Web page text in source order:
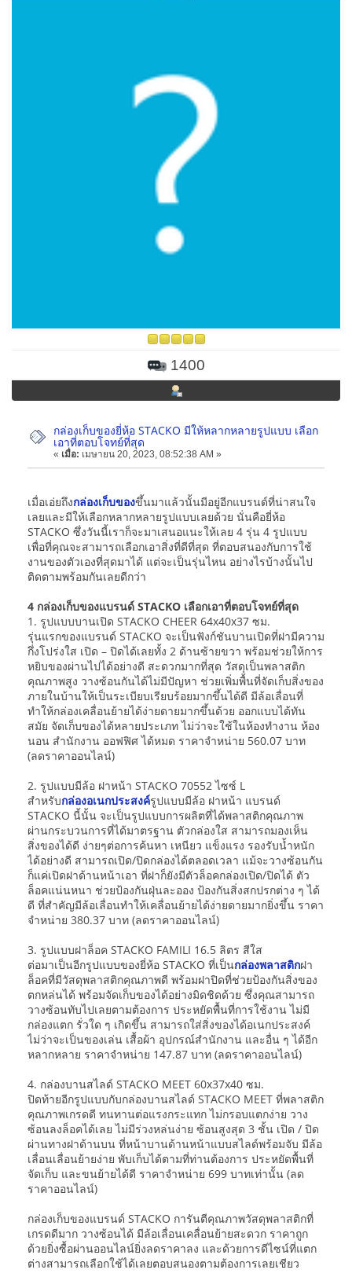
1400
กล่องเก็บของยี่ห้อ STACKO มีให้หลากหลายรูปแบบ เลือก
เอาที่ตอบโจทย์ที่สุด
« เมื่อ: เมษายน 20, 2023, 08:52:38 AM »
เมื่อเอ่ยถึงกล่องเก็บของขึ้นมาแล้วนั้นมีอยู่อีกแบรนด์ที่น่าสนใจ
เลยและมีให้เลือกหลากหลายรูปแบบเลยด้วย นั่นคือยี่ห้อ
STACKO ซึ่งวันนี้เราก็จะมาเสนอแนะให้เลย 4 รุ่น 4 รูปแบบ
เพื่อที่คุณจะสามารถเลือกเอาสิ่งที่ดีที่สุด ที่ตอบสนองกับการใช้
งานของตัวเองที่สุดมาได้ แต่จะเป็นรุ่นไหน อย่างไรบ้างนั้นไป
ติดตามพร้อมกันเลยดีกว่า
4 กล่องเก็บของแบรนด์ STACKO เลือกเอาที่ตอบโจทย์ที่สุด
1. รูปแบบบานเปิด STACKO CHEER 64x40x37 ซม.
รุ่นแรกของแบรนด์ STACKO จะเป็นฟังก์ชันบานเปิดที่ฝามีความ
กึ่งโปร่งใส เปิด – ปิดได้เลยทั้ง 2 ด้านซ้ายขวา พร้อมช่วยให้การ
หยิบของผ่านไปได้อย่างดี สะดวกมากที่สุด วัสดุเป็นพลาสติก
คุณภาพสูง วางซ้อนกันได้ไม่มีปัญหา ช่วยเพิ่มพื้นที่จัดเก็บสิ่งของ
ภายในบ้านให้เป็นระเบียบเรียบร้อยมากขึ้นได้ดี มีล้อเลื่อนที่
ทำให้กล่องเคลื่อนย้ายได้ง่ายดายมากขึ้นด้วย ออกแบบได้ทัน
สมัย จัดเก็บของได้หลายประเภท ไม่ว่าจะใช้ในห้องทำงาน ห้อง
นอน สำนักงาน ออฟฟิศ ได้หมด ราคาจำหน่าย 560.07 บาท
(ลดราคาออนไลน์)
2. รูปแบบมีล้อ ฝาหน้า STACKO 70552 ไซซ์ L
สำหรับกล่องอเนกประสงค์รูปแบบมีล้อ ฝาหน้า แบรนด์
STACKO นี้นั้น จะเป็นรูปแบบการผลิตที่ได้พลาสติกคุณภาพ
ผ่านกระบวนการที่ได้มาตรฐาน ตัวกล่องใส สามารถมองเห็น
สิ่งของได้ดี ง่ายๆต่อการค้นหา เหนียว แข็งแรง รองรับน้ำหนัก
ได้อย่างดี สามารถเปิด/ปิดกล่องได้ตลอดเวลา แม้จะวางซ้อนกัน
ก็แค่เปิดฝาด้านหน้าเอา ที่ฝาก็ยังมีตัวล็อคกล่องเปิด/ปิดได้ ตัว
ล็อคแน่นหนา ช่วยป้องกันฝุ่นละออง ป้องกันสิ่งสกปรกต่าง ๆ ได้
ดี ที่สำคัญมีล้อเลื่อนทำให้เคลื่อนย้ายได้ง่ายดายมากยิ่งขึ้น ราคา
จำหน่าย 380.37 บาท (ลดราคาออนไลน์)
3. รูปแบบฝาล็อค STACKO FAMILI 16.5 ลิตร สีใส
ต่อมาเป็นอีกรูปแบบของยี่ห้อ STACKO ที่เป็นกล่องพลาสติกฝา
ล็อคที่มีวัสดุพลาสติกคุณภาพดี พร้อมฝาปิดที่ช่วยป้องกันสิ่งของ
ตกหล่นได้ พร้อมจัดเก็บของได้อย่างมิดชิดด้วย ซึ่งคุณสามารถ
วางซ้อนทับไปเลยตามต้องการ ประหยัดพื้นที่การใช้งาน ไม่มี
กล่องแตก รั่วใด ๆ เกิดขึ้น สามารถใส่สิ่งของได้อเนกประสงค์
ไม่ว่าจะเป็นของเล่น เสื้อผ้า อุปกรณ์สำนักงาน และอื่น ๆ ได้อีก
หลากหลาย ราคาจำหน่าย 147.87 บาท (ลดราคาออนไลน์)
4. กล่องบานสไลด์ STACKO MEET 60x37x40 ซม.
ปิดท้ายอีกรูปแบบกับกล่องบานสไลด์ STACKO MEET ที่พลาสติก
คุณภาพเกรดดี ทนทานต่อแรงกระแทก ไม่กรอบแตกง่าย วาง
ซ้อนลงล็อคได้เลย ไม่มีร่วงหล่นง่าย ซ้อนสูงสุด 3 ชั้น เปิด / ปิด
ผ่านทางฝาด้านบน ที่หน้าบานด้านหน้าแบบสไลด์พร้อมจับ มีล้อ
เลื่อนเลื่อนย้ายง่าย พับเก็บได้ตามที่ท่านต้องการ ประหยัดพื้นที่
จัดเก็บ และขนย้ายได้ดี ราคาจำหน่าย 699 บาทเท่านั้น (ลด
ราคาออนไลน์)
กล่องเก็บของแบรนด์ STACKO การันตีคุณภาพวัสดุพลาสติกที่
เกรดดีมาก วางซ้อนได้ มีล้อเลื่อนเคลื่อนย้ายสะดวก ราคาถูก
ด้วยยิ่งซื้อผ่านออนไลน์ยิ่งลดราคาลง และด้วยการดีไซน์ที่แตก
ต่างสามารถเลือกใช้ได้เลยตอบสนองตามต้องการเลยเชียว